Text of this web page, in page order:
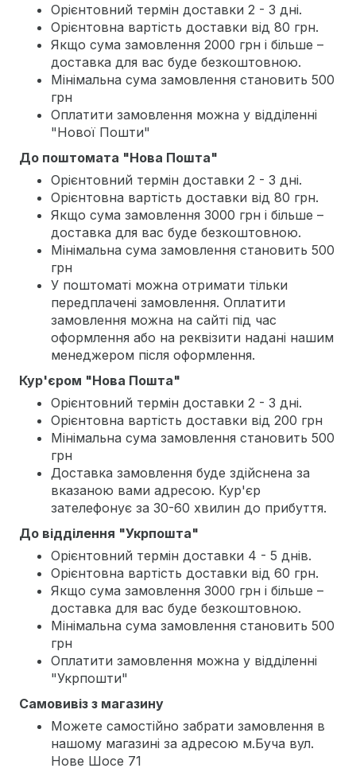
Орієнтовний термін доставки 2 - 3 дні.
Орієнтовна вартість доставки від 80 грн.
Якщо сума замовлення 2000 грн і більше –
доставка для вас буде безкоштовною.
Мінімальна сума замовлення становить 500
грн
Оплатити замовлення можна у відділенні
"Нової Пошти"
До поштомата "Нова Пошта"
Орієнтовний термін доставки 2 - 3 дні.
Орієнтовна вартість доставки від 80 грн.
Якщо сума замовлення 3000 грн і більше –
доставка для вас буде безкоштовною.
Мінімальна сума замовлення становить 500
грн
У поштоматі можна отримати тільки
передплачені замовлення. Оплатити
замовлення можна на сайті під час
оформлення або на реквізити надані нашим
менеджером після оформлення.
Кур'єром "Нова Пошта"
Орієнтовний термін доставки 2 - 3 дні.
Орієнтовна вартість доставки від 200 грн
Мінімальна сума замовлення становить 500
грн
Доставка замовлення буде здійснена за
вказаною вами адресою. Кур'єр
зателефонує за 30-60 хвилин до прибуття.
До відділення "Укрпошта"
Орієнтовний термін доставки 4 - 5 днів.
Орієнтовна вартість доставки від 60 грн.
Якщо сума замовлення 3000 грн і більше –
доставка для вас буде безкоштовною.
Мінімальна сума замовлення становить 500
грн
Оплатити замовлення можна у відділенні
"Укрпошти"
Самовивіз з магазину
Можете самостійно забрати замовлення в
нашому магазині за адресою м.Буча вул.
Нове Шосе 71